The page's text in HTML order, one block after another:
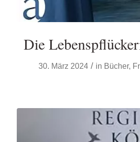
Die
30. März 2024 / in Bücher,